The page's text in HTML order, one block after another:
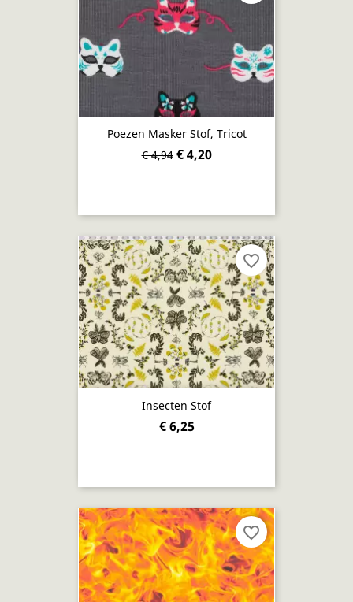
Poezen Masker Stof, Tricot
€ 4,94 € 4,20
Insecten Stof
€ 6,25
favorite_border
favorite_border